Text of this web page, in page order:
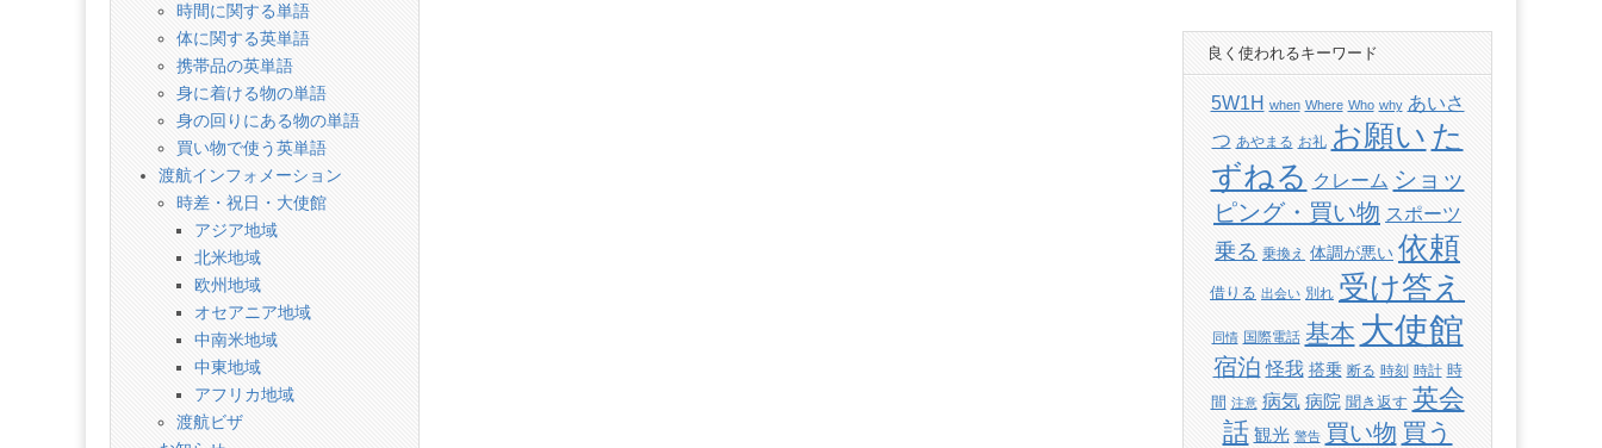
時間に関する単語
体に関する英単語
携帯品の英単語
身に着ける物の単語
身の回りにある物の単語
買い物で使う英単語
渡航インフォメーション
時差・祝日・大使館
アジア地域
北米地域
欧州地域
オセアニア地域
中南米地域
中東地域
アフリカ地域
渡航ビザ
良く使われるキーワード
5W1H when Where Who why あいさ
つ あやまる お礼 お願い た
ずねる クレーム ショッ
ピング・買い物 スポーツ
乗る 乗換え 体調が悪い 依頼
借りる 出会い 別れ 受け答え
同情 国際電話 基本 大使館
宿泊 怪我 搭乗 断る 時刻 時計 時
間 注意 病気 病院 聞き返す 英会
話 観光 警告 買い物 買う